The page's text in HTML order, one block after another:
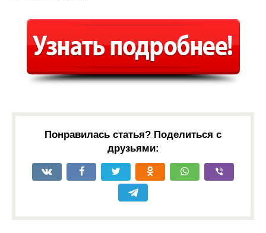
Понравилась статья? Поделиться с
друзьями: